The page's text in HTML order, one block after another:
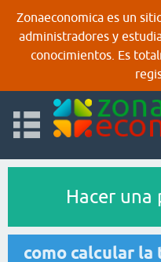
Zonaeconomica es un
administradores y
conocimientos. Es
Hacer una
como calcular la